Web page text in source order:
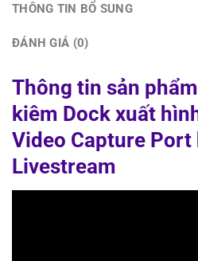
THÔNG TIN BỔ SUNG
ĐÁNH GIÁ (0)
Thông tin sản
kiêm Dock xuất
Video Capture Port
Livestream